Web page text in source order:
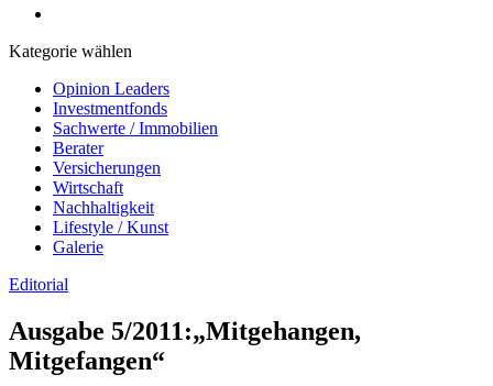
Kategorie wählen
Opinion Leaders
Investmentfonds
Sachwerte / Immobilien
Berater
Versicherungen
Wirtschaft
Nachhaltigkeit
Lifestyle / Kunst
Galerie
Editorial
Ausgabe 5/2011:„Mitgehangen,
Mitgefangen“